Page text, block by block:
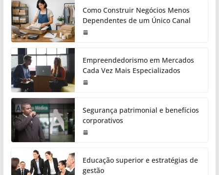
Como Construir Negócios Menos
Dependentes de um Único Canal
Empreendedorismo em Mercados
Cada Vez Mais Especializados
Segurança patrimonial e benefícios
corporativos
Educação superior e estratégias de
gestão